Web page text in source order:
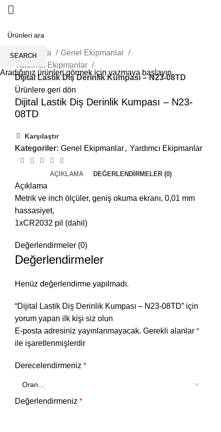
Büyütmek için tıklayın
Ana Sayfa
Genel Ekipmanlar
Yardımcı Ekipmanlar
Dijital Lastik Diş Derinlik Kumpası – N23-08TD
Ürünlere geri dön
Dijital Lastik Diş Derinlik Kumpası – N23-
08TD
Karşılaştır
Kategoriler: Genel Ekipmanlar, Yardımcı Ekipmanlar
AÇIKLAMA DEĞERLENDIRMELER (0)
Açıklama
Metrik ve inch ölçüler, geniş okuma ekranı, 0,01 mm
hassasiyet,
1xCR2032 pil (dahil)
Değerlendirmeler (0)
Değerlendirmeler
Henüz değerlendirme yapılmadı.
“Dijital Lastik Diş Derinlik Kumpası – N23-08TD” için
yorum yapan ilk kişi siz olun
E-posta adresiniz yayınlanmayacak. Gerekli alanlar *
ile işaretlenmişlerdir
Derecelendirmeniz *
Değerlendirmeniz *
SEARCH
Aradığınız ürünleri görmek için yazmaya başlayın.